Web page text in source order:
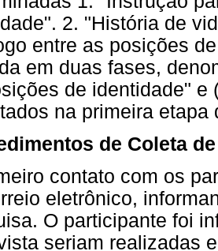
2. "História de
entre as posições
em duas fases,
de identidade"
na primeira etapa
de Coleta
contato com os
eletrônico,
O participante foi
seriam realizadas